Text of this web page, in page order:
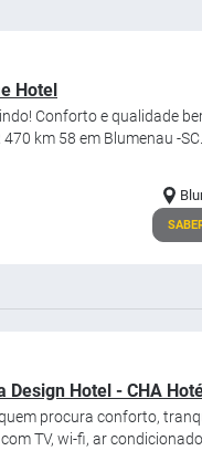
Hotel
Conforto e qualidade
km 58 em Blumenau -
Design Hotel - CHA
procura conforto,
TV, wi-fi, ar condicionado